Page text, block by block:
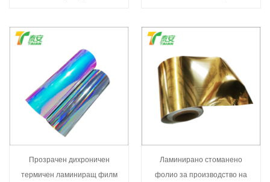
Прозрачен дихроничен
термичен ламиниращ филм
Ламинирано стоманено
фолио за производство на